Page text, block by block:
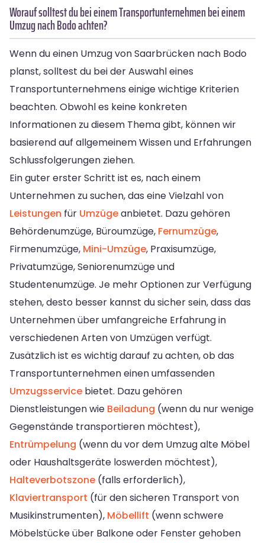
Worauf solltest du bei einem Transportunternehmen bei einem
Umzug nach Bodo achten?
Wenn du einen Umzug von Saarbrücken nach Bodo
planst, solltest du bei der Auswahl eines
Transportunternehmens einige wichtige Kriterien
beachten. Obwohl es keine konkreten
Informationen zu diesem Thema gibt, können wir
basierend auf allgemeinem Wissen und Erfahrungen
Schlussfolgerungen ziehen.
Ein guter erster Schritt ist es, nach einem
Unternehmen zu suchen, das eine Vielzahl von
Leistungen für Umzügeanbietet. Dazu gehören
Behördenumzüge, Büroumzüge, Fernumzüge,
Firmenumzüge, Mini-Umzüge, Praxisumzüge,
Privatumzüge, Seniorenumzüge und
Studentenumzüge. Je mehr Optionen zur Verfügung
stehen, desto besser kannst du sicher sein, dass das
Unternehmen über umfangreiche Erfahrung in
verschiedenen Arten von Umzügen verfügt.
Zusätzlich ist es wichtig darauf zu achten, ob das
Transportunternehmen einen umfassenden
Umzugsservice bietet. Dazu gehören
Dienstleistungen wie Beiladung (wenn du nur wenige
Gegenstände transportieren möchtest),
Entrümpelung (wenn du vor dem Umzug alte Möbel
oder Haushaltsgeräte loswerden möchtest),
Halteverbotszone (falls erforderlich),
Klaviertransport (für den sicheren Transport von
Musikinstrumenten), Möbellift (wenn schwere
Möbelstücke über Balkone oder Fenster gehoben